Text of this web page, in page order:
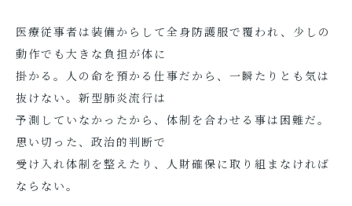
医療従事者は装備からして全身防護服で覆われ、少しの
動作でも大きな負担が体に
掛かる。人の命を預かる仕事だから、一瞬たりとも気は
抜けない。新型肺炎流行は
予測していなかったから、体制を合わせる事は困難だ。
思い切った、政治的判断で
受け入れ体制を整えたり、人財確保に取り組まなければ
ならない。